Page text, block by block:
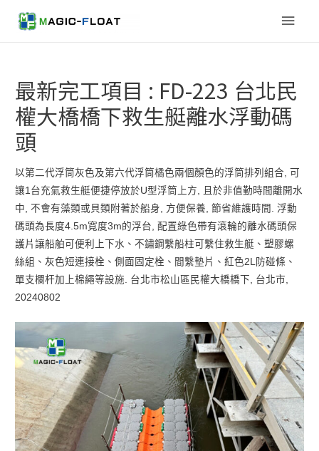
Main
最新完工項目 : FD-223 台北民
權大橋橋下救生艇離水浮動碼
頭
以第二代浮筒灰色及第六代浮筒橘色兩個顏色的浮筒排列組合, 可
讓1台充氣救生艇便捷停放於U型浮筒上方, 且於非值勤時間離開水
中, 不會有藻類或貝類附著於船身, 方便保養, 節省維護時間. 浮動
碼頭為長度4.5m寬度3m的浮台, 配置綠色帶有滾輪的離水碼頭保
護片讓船舶可便利上下水、不鏽鋼繫船柱可繫住救生艇、塑膠螺
絲組、灰色短連接栓、側面固定栓、間繫墊片、紅色2L防碰條、
單支欄杆加上棉繩等設施. 台北市松山區民權大橋橋下, 台北市,
20240802